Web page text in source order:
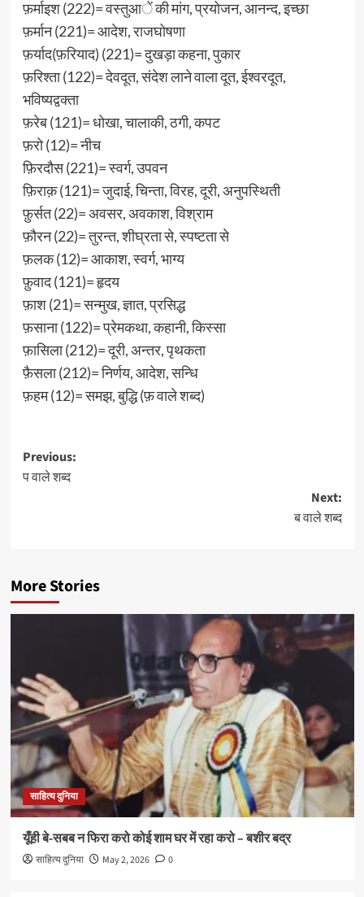
फ़र्माइश (222)= वस्तुआें की मांग, प्रयोजन, आनन्द, इच्छा
फ़र्मान (221)= आदेश, राजघोषणा
फ़र्याद(फ़रियाद) (221)= दुखड़ा कहना, पुकार
फ़रिश्ता (122)= देवदूत, संदेश लाने वाला दूत, ईश्वरदूत,
भविष्यद्वक्ता
फ़रेब (121)= धोखा, चालाकी, ठगी, कपट
फ़रो (12)= नीच
फ़िरदौस (221)= स्वर्ग, उपवन
फ़िराक़ (121)= जुदाई, चिन्ता, विरह, दूरी, अनुपस्थिती
फ़ुर्सत (22)= अवसर, अवकाश, विश्राम
फ़ौरन (22)= तुरन्त, शीघ्रता से, स्पष्टता से
फ़लक (12)= आकाश, स्वर्ग, भाग्य
फ़ुवाद (121)= हृदय
फ़ाश (21)= सन्मुख, ज्ञात, प्रसिद्ध
फ़साना (122)= प्रेमकथा, कहानी, किस्सा
फ़ासिला (212)= दूरी, अन्तर, पृथकता
फ़ैसला (212)= निर्णय, आदेश, सन्धि
फ़हम (12)= समझ, बुद्धि (फ़ वाले शब्द)
Post
navigation
Previous:
प वाले शब्द
Next:
ब वाले शब्द
More Stories
साहित्य दुनिया
यूँही बे-सबब न फिरा करो कोई शाम घर में रहा करो – बशीर बद्र
साहित्य दुनिया May 2, 2026 0